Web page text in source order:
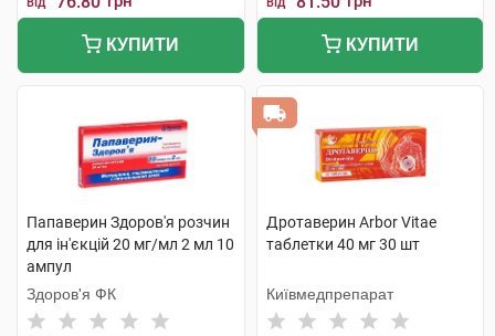
КУПИТИ КУПИТИ
Папаверин Здоров'я розчин
для ін'єкцій 20 мг/мл 2 мл 10
ампул
Здоров'я ФК
Дротаверин Arbor Vitae
таблетки 40 мг 30 шт
Київмедпрепарат